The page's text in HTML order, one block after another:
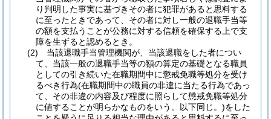
り判明した事実に基づきその者に犯罪があると思料する
に至ったときであって、その者に対し一般の退職手当等
の額を支払うことが公務に対する信頼を確保する上で支
障を生ずると認めるとき。
(2)
当該退職手当管理機関が、当該退職をした者につい
て、当該一般の退職手当等の額の算定の基礎となる職員
としての引き続いた在職期間中に懲戒免職等処分を受け
るべき行為(在職期間中の職員の非違に当たる行為であっ
て、その非違の内容及び程度に照らして懲戒免職等処分
に値することが明らかなものをいう。以下同じ。)をした